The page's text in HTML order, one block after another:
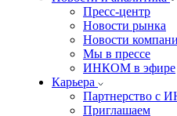
Пресс-центр
Новости рынка
Новости
Мы в прессе
ИНКОМ в эфире
Карьера
Партнерство с
Приглашаем